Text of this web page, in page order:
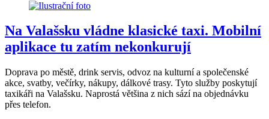
Na Valašsku vládne klasické taxi. Mobilní
aplikace tu zatím nekonkurují
Doprava po městě, drink servis, odvoz na kulturní a společenské
akce, svatby, večírky, nákupy, dálkové trasy. Tyto služby poskytují
taxikáři na Valašsku. Naprostá většina z nich sází na objednávku
přes telefon.